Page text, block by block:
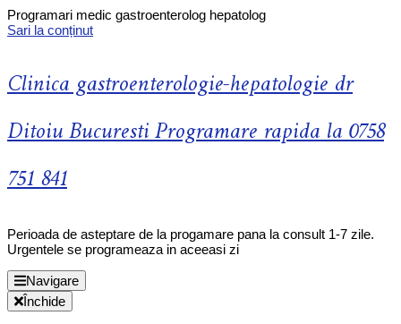
Programari medic gastroenterolog hepatolog
Sari la conținut
Clinica gastroenterologie-hepatologie dr
Ditoiu Bucuresti Programare rapida la 0758
751 841
Perioada de asteptare de la progamare pana la consult 1-7 zile.
Urgentele se programeaza in aceeasi zi
Navigare
Închide